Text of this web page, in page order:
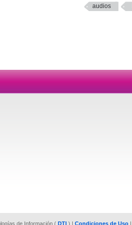
audios
de Información ( DTI) | Condiciones de Uso|